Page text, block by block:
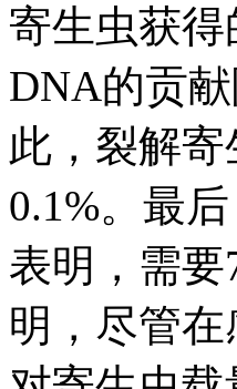
寄生虫获
DNA的贡
此，裂解
0.1%。最
表明，需
明，尽管